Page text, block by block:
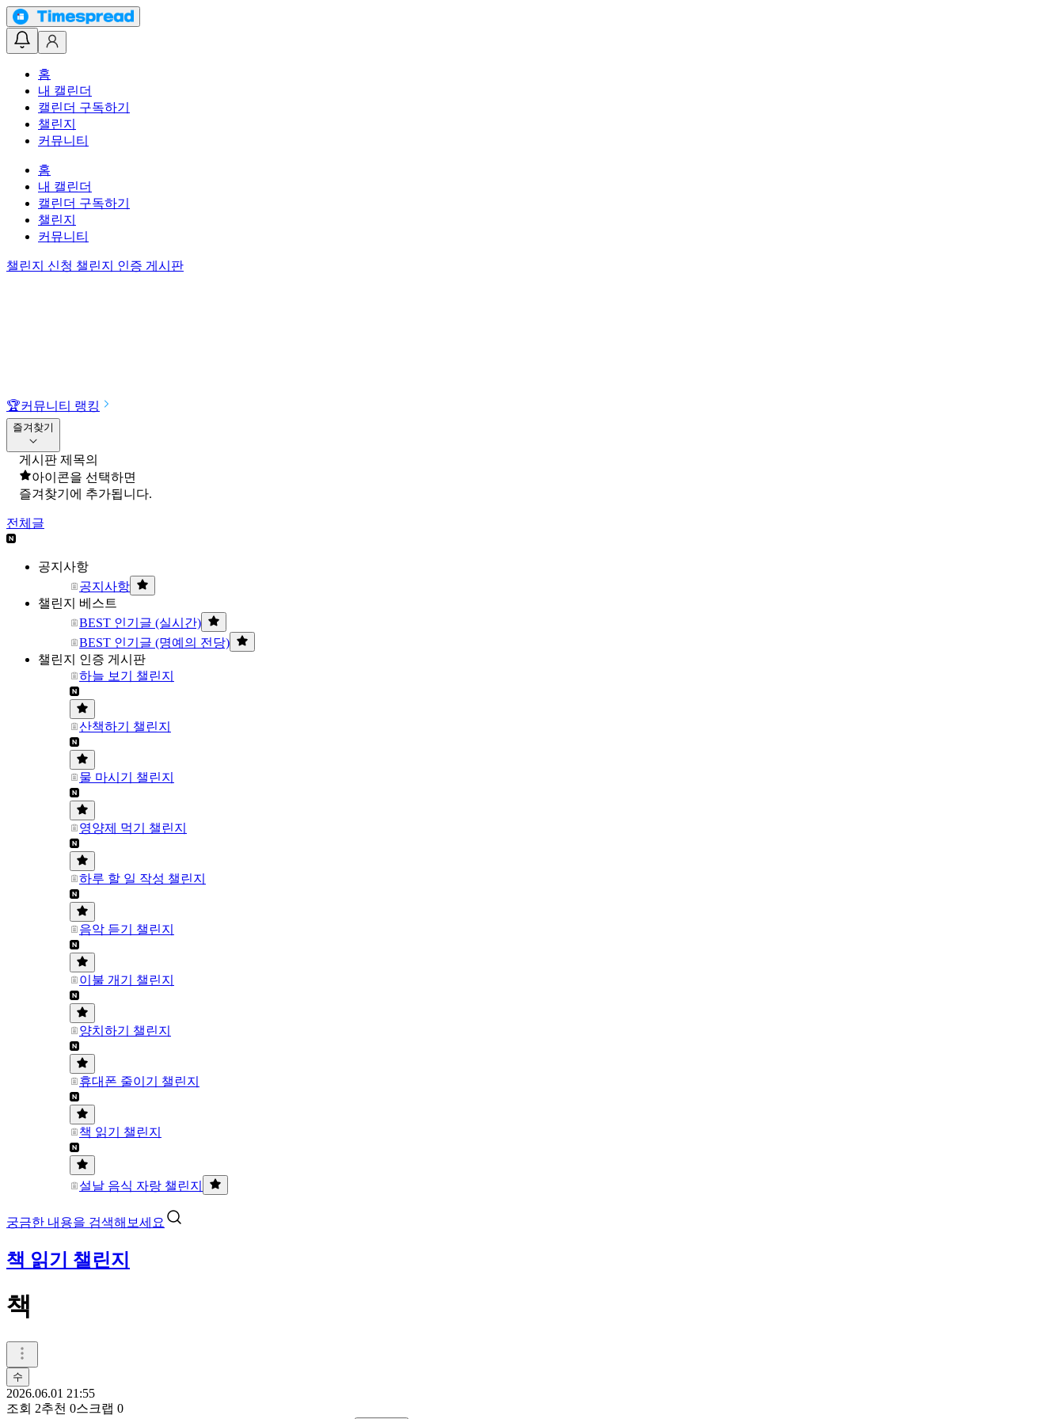
홈
내 캘린더
캘린더 구독하기
챌린지
커뮤니티
홈
내 캘린더
캘린더 구독하기
챌린지
커뮤니티
챌린지 신청 챌린지 인증 게시판
🏆커뮤니티 랭킹
즐겨찾기
게시판 제목의
아이콘을 선택하면
즐겨찾기에 추가됩니다.
전체글
공지사항
공지사항
챌린지 베스트
BEST 인기글 (실시간)
BEST 인기글 (명예의 전당)
챌린지 인증 게시판
하늘 보기 챌린지
산책하기 챌린지
물 마시기 챌린지
영양제 먹기 챌린지
하루 할 일 작성 챌린지
음악 듣기 챌린지
이불 개기 챌린지
양치하기 챌린지
휴대폰 줄이기 챌린지
책 읽기 챌린지
설날 음식 자랑 챌린지
궁금한 내용을 검색해보세요
책 읽기 챌린지
책
수
2026.06.01 21:55
조회 2추천 0스크랩 0